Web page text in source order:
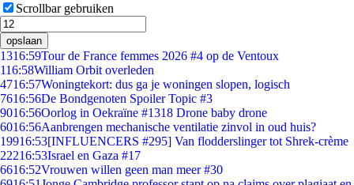
Scrollbar gebruiken
opslaan
1316:59Tour de France femmes 2026 #4 op de Ventoux
116:58William Orbit overleden
4716:57Woningtekort: dus ga je woningen slopen, logisch
7616:56De Bondgenoten Spoiler Topic #3
9016:56Oorlog in Oekraïne #1318 Drone baby drone
6016:56Aanbrengen mechanische ventilatie zinvol in oud huis?
19916:53[INFLUENCERS #295] Van flodderslinger tot Shrek-crème
22216:53Israel en Gaza #17
6616:52Vrouwen willen geen man meer #30